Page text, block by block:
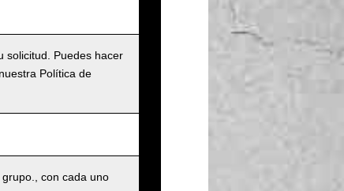
solicitud. Puedes hacer
Política de
con cada uno